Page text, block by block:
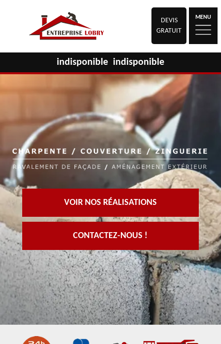
DEVIS
GRATUIT
MENU
indisponible indisponible
VOIR NOS RÉALISATIONS
CONTACTEZ-NOUS !